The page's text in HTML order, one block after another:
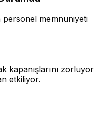
personel memnuniyeti
kapanışlarını zorluyor
etkiliyor.